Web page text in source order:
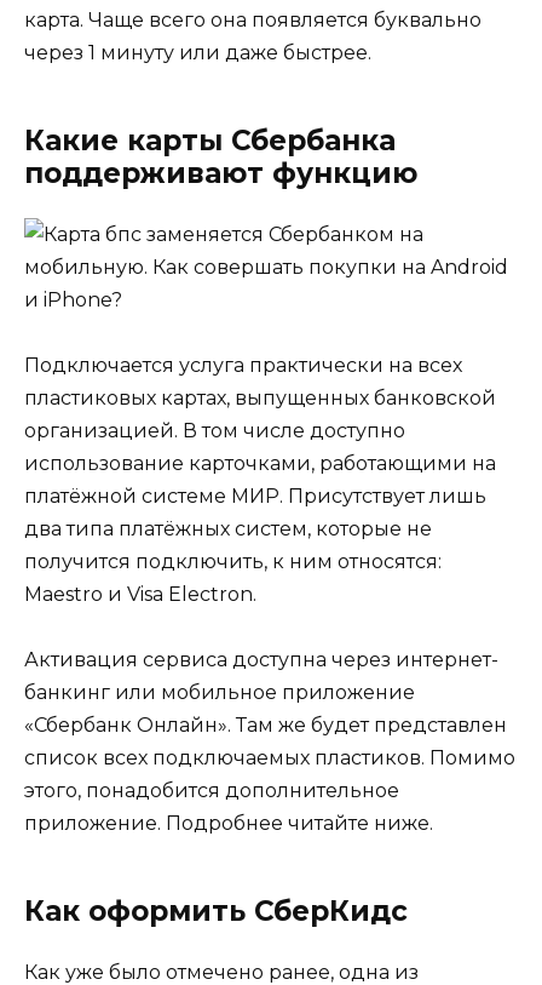
карта. Чаще всего она появляется буквально
через 1 минуту или даже быстрее.
Какие карты Сбербанка
поддерживают функцию
Подключается услуга практически на всех
пластиковых картах, выпущенных банковской
организацией. В том числе доступно
использование карточками, работающими на
платёжной системе МИР. Присутствует лишь
два типа платёжных систем, которые не
получится подключить, к ним относятся:
Maestro и Visa Electron.
Активация сервиса доступна через интернет-
банкинг или мобильное приложение
«Сбербанк Онлайн». Там же будет представлен
список всех подключаемых пластиков. Помимо
этого, понадобится дополнительное
приложение. Подробнее читайте ниже.
Как оформить СберКидс
Как уже было отмечено ранее, одна из